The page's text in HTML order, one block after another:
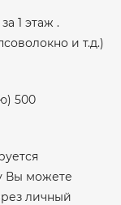
1 этаж .
и т.д.)
500
Вы можете
личный